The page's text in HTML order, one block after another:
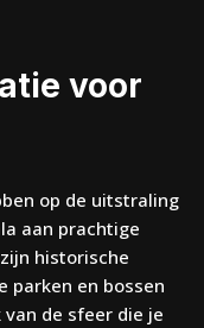
voor
op de uitstraling
aan prachtige
historische
parken en bossen
de sfeer die je